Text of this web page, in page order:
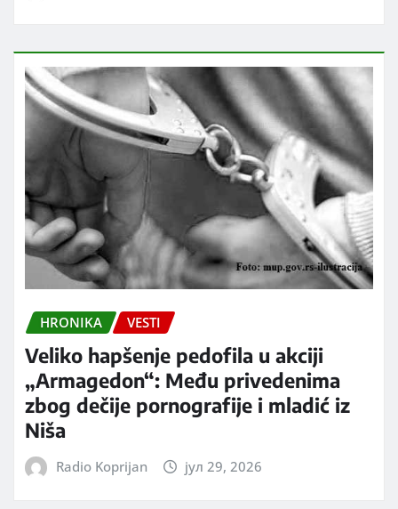
HRONIKA VESTI
Veliko hapšenje pedofila u akciji
„Armagedon“: Među privedenima
zbog dečije pornografije i mladić iz
Niša
Radio Koprijan јул 29, 2026